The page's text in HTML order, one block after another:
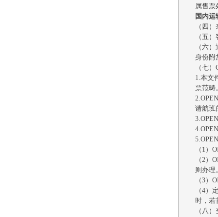
属售票
国内运
（四
（五
（六
身份附
（七
1.本文
票范畴
请航班
（1）
（2）
则办理
（3）
（4）
时，若
（八